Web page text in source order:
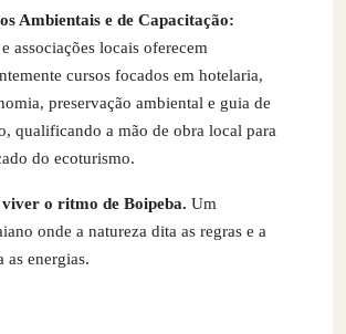
Ambientais e de Capacitação:
associações locais oferecem
cursos focados em hotelaria,
preservação ambiental e guia de
qualificando a mão de obra local para
do ecoturismo.
o ritmo de Boipeba. Um
onde a natureza dita as regras e a
as energias.